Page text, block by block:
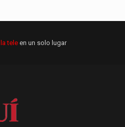
la tele en un solo lugar